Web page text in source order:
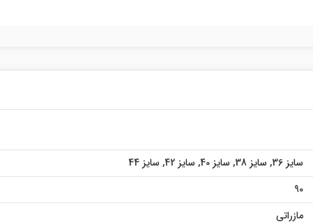
سایز 36 , سایز 38 , سایز 40 , سایز 42 , سایز 44
90
مازراتی